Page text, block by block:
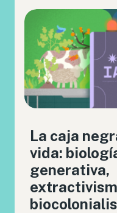
La caja
vida:
generativa,